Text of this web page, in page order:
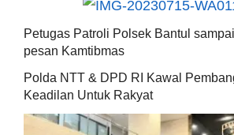
Petugas Patroli Polsek Bantul
pesan Kamtibmas
Polda NTT & DPD RI Kawal
Keadilan Untuk Rakyat